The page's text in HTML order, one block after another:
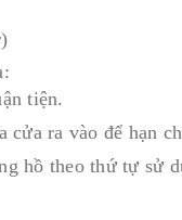
tiện.
cửa ra vào để hạn
hồ theo thứ tự sử